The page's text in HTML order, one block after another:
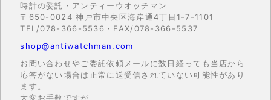
時計の委託・アンティーウオッチマン
〒650-0024 神戸市中央区海岸通4丁目1-7-1101
TEL/078-366-5536・FAX/078-366-5537
shop@antiwatchman.com
お問い合わせやご委託依頼メールに数日経っても当店から
応答がない場合は正常に送受信されていない可能性があり
ます。
大変お手数ですが